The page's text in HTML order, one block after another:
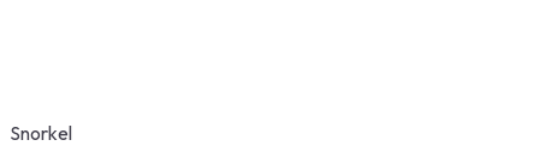
Snorkel